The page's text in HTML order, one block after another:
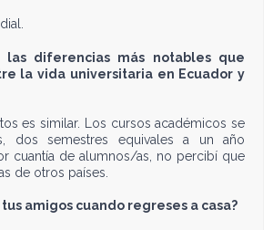
las diferencias más notables que
la vida universitaria en Ecuador y
es similar. Los cursos académicos se
dos semestres equivales a un año
cuantía de alumnos/as, no percibí que
de otros países.
amigos cuando regreses a casa?